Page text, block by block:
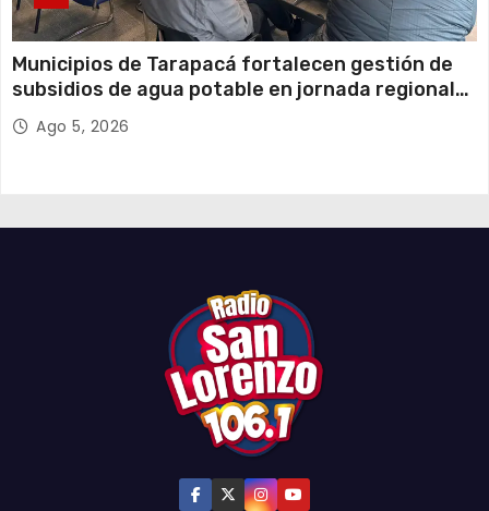
Municipios de Tarapacá fortalecen gestión de
subsidios de agua potable en jornada regional
organizada por Aguas del Altiplano y ANDESS
Ago 5, 2026